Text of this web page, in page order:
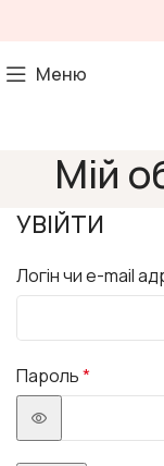
Меню
Мій
УВІЙТИ
Логін чи e-mail
Пароль*